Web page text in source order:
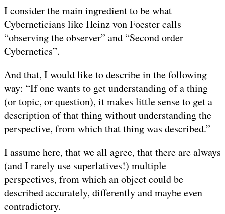
I consider the main ingredient to be what
Cyberneticians like Heinz von Foester calls
“observing the observer” and “Second order
Cybernetics”.
And that, I would like to describe in the following
way: “If one wants to get understanding of a thing
(or topic, or question), it makes little sense to get a
description of that thing without understanding the
perspective, from which that thing was described.”
I assume here, that we all agree, that there are always
(and I rarely use superlatives!) multiple
perspectives, from which an object could be
described accurately, differently and maybe even
contradictory.